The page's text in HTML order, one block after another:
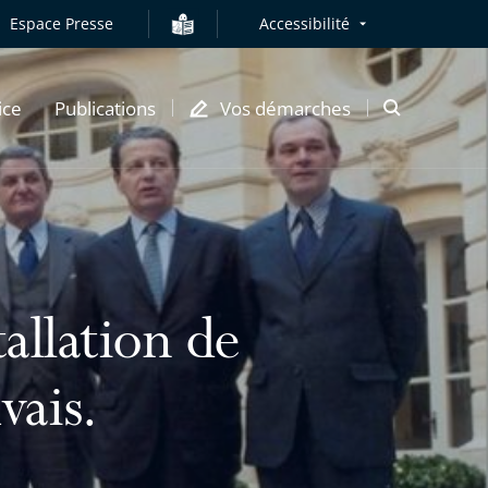
Espace Presse Accessibilité
Publications Vos démarches
Ouvrir
la
modale
de
recherche
de